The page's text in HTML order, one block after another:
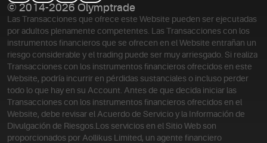
© 2014-2026 Olymptrade
Las Transacciones que ofrece este Website pueden ser ejecutadas
por adultos plenamente competentes. Las Transacciones con los
instrumentos financieros que se ofrecen en el Website entrañan un
riesgo considerable y el trading puede ser muy arriesgado. Si realiza
Transacciones con los instrumentos financieros ofrecidos en este
Website, podría incurrir en pérdidas sustanciales o incluso perder
todo lo que hay en su Account. Antes de que decida iniciar las
Transacciones con los instrumentos financieros ofrecidos en el
Website, debe revisar el Acuerdo de Servicio y la Información de
Divulgación de Riesgos.
Los servicios en el Sitio Web son
proporcionados por Aollikus Limited, un agente financiero